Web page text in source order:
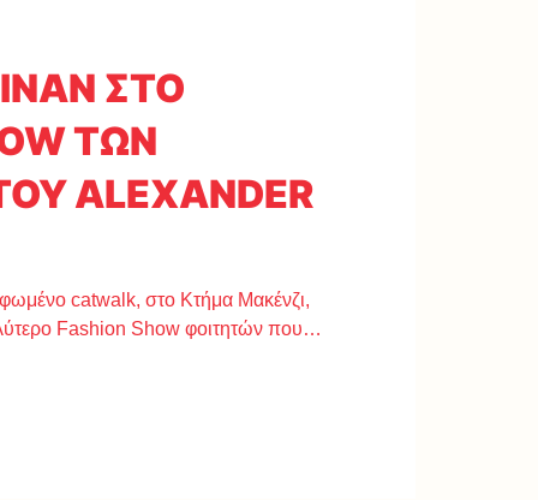
ΣΤΟ
ΤΩΝ
ALEXANDER
catwalk, στο Κτήμα Μακένζι,
Fashion Show φοιτητών που…